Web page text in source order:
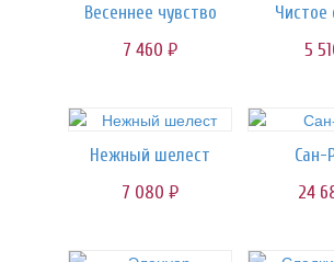
Весеннее чувство
7 460 руб.
Чистое
5
Нежный шелест
7 080 руб.
Сан-
24